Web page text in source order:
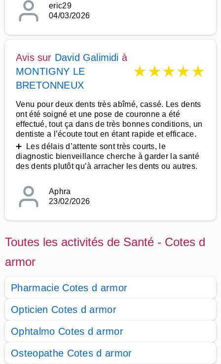
eric29
04/03/2026
Avis sur David Galimidi à
MONTIGNY LE
BRETONNEUX
★★★★★
Venu pour deux dents très abîmé, cassé. Les dents
ont été soigné et une pose de couronne a été
effectué, tout ça dans de très bonnes conditions, un
dentiste a l’écoute tout en étant rapide et efficace.
➕ Les délais d’attente sont très courts, le
diagnostic bienveillance cherche à garder la santé
des dents plutôt qu’à arracher les dents ou autres.
Aphra
23/02/2026
Toutes les activités de Santé - Cotes d
armor
Pharmacie Cotes d armor
Opticien Cotes d armor
Ophtalmo Cotes d armor
Osteopathe Cotes d armor